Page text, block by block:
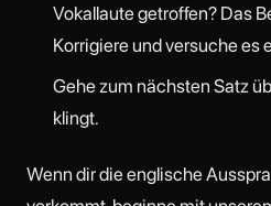
Vokallaute getroffen? Das
Korrigiere und versuche es
Gehe zum nächsten Satz
klingt.
Wenn dir die englische